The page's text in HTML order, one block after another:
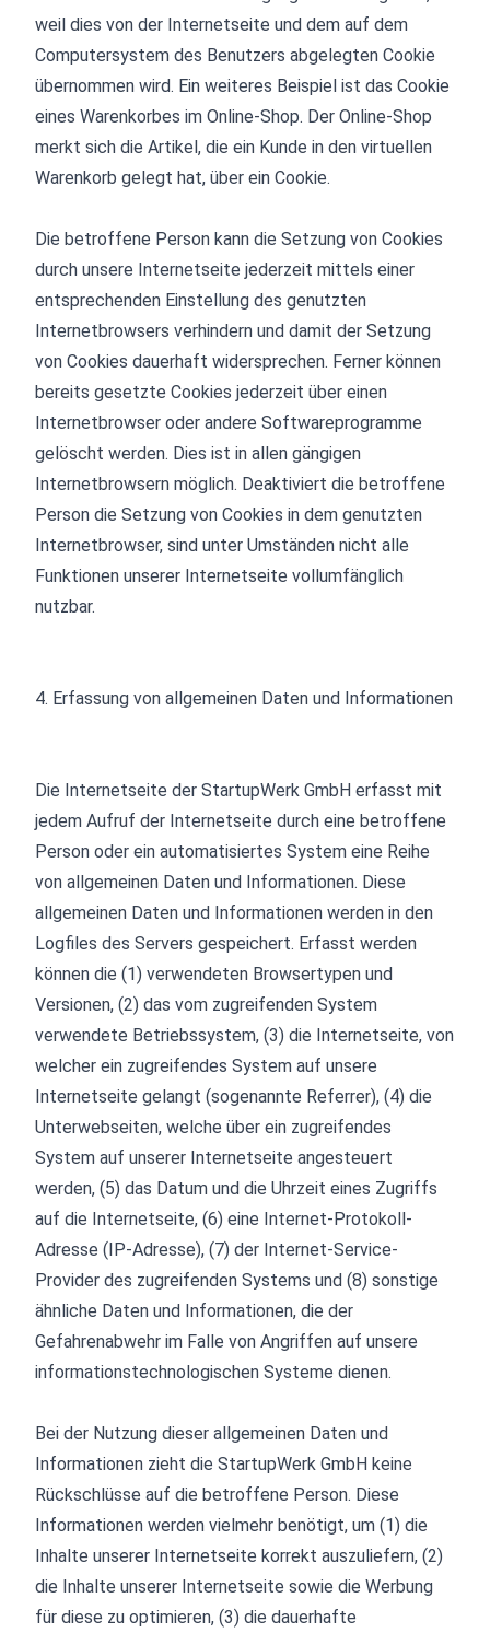
weil dies von der Internetseite und dem auf dem
Computersystem des Benutzers abgelegten Cookie
übernommen wird. Ein weiteres Beispiel ist das Cookie
eines Warenkorbes im Online-Shop. Der Online-Shop
merkt sich die Artikel, die ein Kunde in den virtuellen
Warenkorb gelegt hat, über ein Cookie.
Die betroffene Person kann die Setzung von Cookies
durch unsere Internetseite jederzeit mittels einer
entsprechenden Einstellung des genutzten
Internetbrowsers verhindern und damit der Setzung
von Cookies dauerhaft widersprechen. Ferner können
bereits gesetzte Cookies jederzeit über einen
Internetbrowser oder andere Softwareprogramme
gelöscht werden. Dies ist in allen gängigen
Internetbrowsern möglich. Deaktiviert die betroffene
Person die Setzung von Cookies in dem genutzten
Internetbrowser, sind unter Umständen nicht alle
Funktionen unserer Internetseite vollumfänglich
nutzbar.
4. Erfassung von allgemeinen Daten und Informationen
Die Internetseite der StartupWerk GmbH erfasst mit
jedem Aufruf der Internetseite durch eine betroffene
Person oder ein automatisiertes System eine Reihe
von allgemeinen Daten und Informationen. Diese
allgemeinen Daten und Informationen werden in den
Logfiles des Servers gespeichert. Erfasst werden
können die (1) verwendeten Browsertypen und
Versionen, (2) das vom zugreifenden System
verwendete Betriebssystem, (3) die Internetseite, von
welcher ein zugreifendes System auf unsere
Internetseite gelangt (sogenannte Referrer), (4) die
Unterwebseiten, welche über ein zugreifendes
System auf unserer Internetseite angesteuert
werden, (5) das Datum und die Uhrzeit eines Zugriffs
auf die Internetseite, (6) eine Internet-Protokoll-
Adresse (IP-Adresse), (7) der Internet-Service-
Provider des zugreifenden Systems und (8) sonstige
ähnliche Daten und Informationen, die der
Gefahrenabwehr im Falle von Angriffen auf unsere
informationstechnologischen Systeme dienen.
Bei der Nutzung dieser allgemeinen Daten und
Informationen zieht die StartupWerk GmbH keine
Rückschlüsse auf die betroffene Person. Diese
Informationen werden vielmehr benötigt, um (1) die
Inhalte unserer Internetseite korrekt auszuliefern, (2)
die Inhalte unserer Internetseite sowie die Werbung
für diese zu optimieren, (3) die dauerhafte